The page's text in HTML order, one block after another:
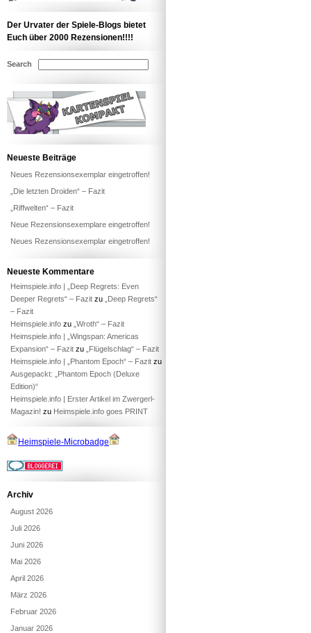
Der Urvater der Spiele-Blogs bietet
Euch über 2000 Rezensionen!!!!
Search
Neueste Beiträge
Neues Rezensionsexemplar eingetroffen!
„Die letzten Droiden“ – Fazit
„Riffwelten“ – Fazit
Neue Rezensionsexemplare eingetroffen!
Neues Rezensionsexemplar eingetroffen!
Neueste Kommentare
Heimspiele.info | „Deep Regrets: Even
Deeper Regrets“ – Fazit zu
„Deep Regrets“
– Fazit
Heimspiele.info zu „Wroth“ – Fazit
Heimspiele.info | „Wingspan: Americas
Expansion“ – Fazit zu
„Flügelschlag“ – Fazit
Heimspiele.info | „Phantom Epoch“ – Fazit zu
Ausgepackt: „Phantom Epoch (Deluxe
Edition)“
Heimspiele.info | Erster Artikel im Zwergerl-
Magazin! zu Heimspiele.info goes PRINT
Heimspiele-Microbadge
Archiv
August 2026
Juli 2026
Juni 2026
Mai 2026
April 2026
März 2026
Februar 2026
Januar 2026